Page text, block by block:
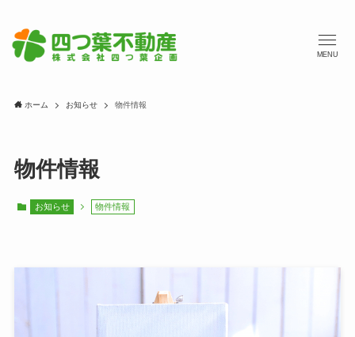
MENU
ホーム お知らせ 物件情報
物件情報
お知らせ 物件情報